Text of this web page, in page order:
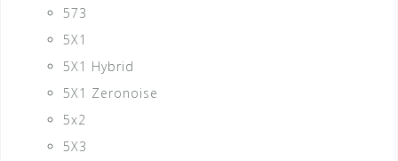
573
5X1
5X1 Hybrid
5X1 Zeronoise
5x2
5X3